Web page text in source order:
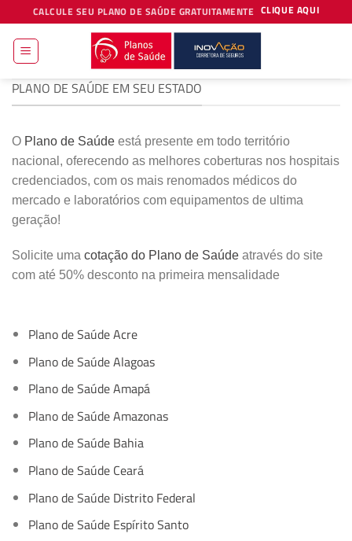
to
content
CALCULE SEU PLANO DE SAÚDE GRATUITAMENTE CLIQUE AQUI
PLANO DE SAÚDE EM SEU ESTADO
O Plano de Saúde está presente em todo território
nacional, oferecendo as melhores coberturas nos hospitais
credenciados, com os mais renomados médicos do
mercado e laboratórios com equipamentos de ultima
geração!
Solicite uma cotação do Plano de Saúde através do site
com até 50% desconto na primeira mensalidade
Plano de Saúde Acre
Plano de Saúde Alagoas
Plano de Saúde Amapá
Plano de Saúde Amazonas
Plano de Saúde Bahia
Plano de Saúde Ceará
Plano de Saúde Distrito Federal
Plano de Saúde Espírito Santo